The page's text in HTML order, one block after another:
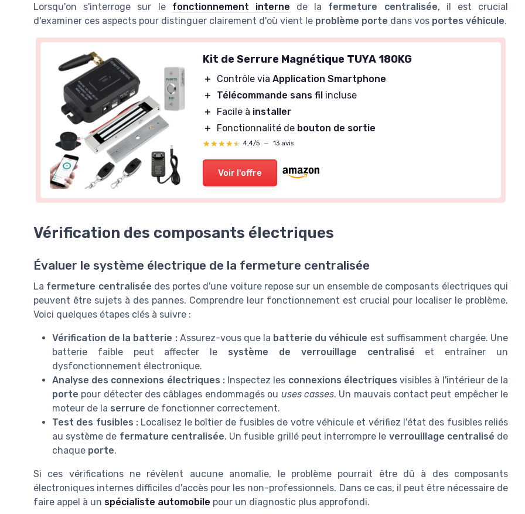
Lorsqu'on s'interroge sur le fonctionnement interne de la fermeture centralisée, il est crucial
d'examiner ces aspects pour distinguer clairement d'où vient le problème porte dans vos portes véhicule.
Kit de Serrure Magnétique TUYA 180KG
＋ Contrôle viaApplication Smartphone
＋
Télécommande sans fil incluse
＋
Facile à installer
＋
Fonctionnalité de bouton de sortie
★★★★★
★★★★★ 4,4/5 — 13 avis
Voir l'offre
Vérification des composants électriques
Évaluer le système électrique de la fermeture centralisée
La fermeture centralisée des portes d'une voiture repose sur un ensemble de composants électriques qui
peuvent être sujets à des pannes. Comprendre leur fonctionnement est crucial pour localiser le problème.
Voici quelques étapes clés à suivre :
Vérification de la batterie :Assurez-vous que la batterie du véhicule est suffisamment chargée. Une
batterie faible peut affecter le système de verrouillage centralisé et entraîner un
dysfonctionnement électronique.
Analyse des connexions électriques :Inspectez les connexions électriques visibles à l'intérieur de la
porte pour détecter des câblages endommagés ou uses casses. Un mauvais contact peut empêcher le
moteur de la serrure de fonctionner correctement.
Test des fusibles : Localisez le boîtier de fusibles de votre véhicule et vérifiez l'état des fusibles reliés
au système de fermature centralisée. Un fusible grillé peut interrompre le verrouillage centralisé de
chaque porte.
Si ces vérifications ne révèlent aucune anomalie, le problème pourrait être dû à des composants
électroniques internes difficiles d'accès pour les non-professionnels. Dans ce cas, il peut être nécessaire de
faire appel à un spécialiste automobile pour un diagnostic plus approfondi.